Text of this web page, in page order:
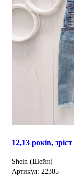
12,13 років,
Shein (Шейн)
Артикул: 22385